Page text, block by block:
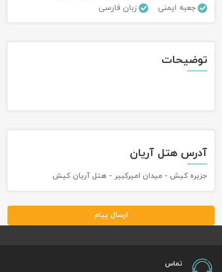
جعبه ایمنی
زبان فارسی
توضیحات
آدرس هتل آریان
جزیره کیش - میدان امیرکبیر - هتل آريان کيش
ارسال پیام
تماس
تور سوباتان
تور مرداب هسل
تور اصفهان
تور آفرود